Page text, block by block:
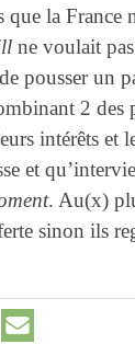
la France
ne voulait
pousser un
2 des
intérêts et
et
. Au(x)
sinon ils